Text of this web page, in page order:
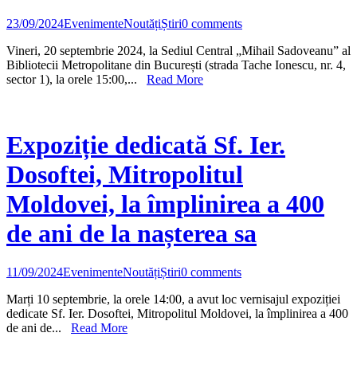
23/09/2024EvenimenteNoutățiȘtiri0 comments
Vineri, 20 septembrie 2024, la Sediul Central „Mihail Sadoveanu” al
Bibliotecii Metropolitane din București (strada Tache Ionescu, nr. 4,
sector 1), la orele 15:00,... Read More
Expoziție dedicată Sf. Ier.
Dosoftei, Mitropolitul
Moldovei, la împlinirea a 400
de ani de la nașterea sa
11/09/2024EvenimenteNoutățiȘtiri0 comments
Marți 10 septembrie, la orele 14:00, a avut loc vernisajul expoziției
dedicate Sf. Ier. Dosoftei, Mitropolitul Moldovei, la împlinirea a 400
de ani de... Read More